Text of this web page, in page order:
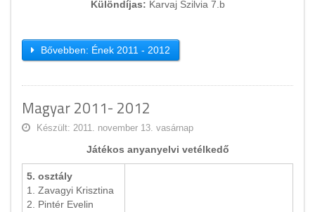
Különdíjas: Karvaj Szilvia 7.b
Bővebben: Ének 2011 - 2012
Magyar 2011- 2012
Készült: 2011. november 13. vasárnap
Játékos anyanyelvi vetélkedő
5. osztály
1. Zavagyi Krisztina
2. Pintér Evelin